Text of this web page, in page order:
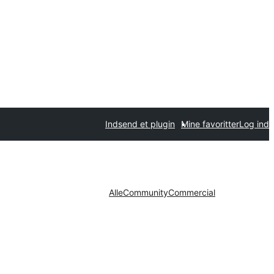
Indsend et plugin Mine favoritterLog ind
AlleCommunityCommercial